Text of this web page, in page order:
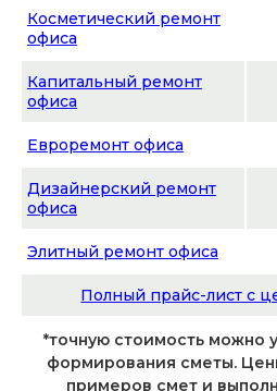
Косметический ремонт
офиса
Капитальный ремонт
офиса
Евроремонт офиса
Дизайнерский ремонт
офиса
Элитный ремонт офиса
Полный прайс-лист с
*точную стоимость можно
формирования сметы.
примеров смет и